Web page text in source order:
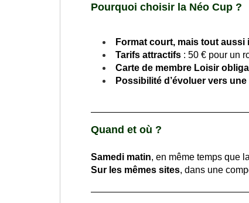
Pourquoi choisir la Néo Cup ?
Format court, mais tout aussi
Tarifs attractifs : 50 € pour un
Carte de membre Loisir
Possibilité d’évoluer vers
Quand et où ?
Samedi matin, en même temps que
Sur les mêmes sites, dans une